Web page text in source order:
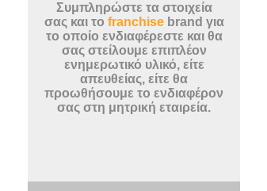
Συμπληρώστε τα στοιχεία
σας και το franchisebrand για
το οποίο ενδιαφέρεστε και θα
σας στείλουμε επιπλέον
ενημερωτικό υλικό, είτε
απευθείας, είτε θα
προωθήσουμε το ενδιαφέρον
σας στη μητρική εταιρεία.